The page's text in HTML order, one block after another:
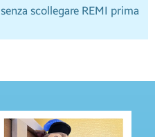
senza scollegare REMI prima